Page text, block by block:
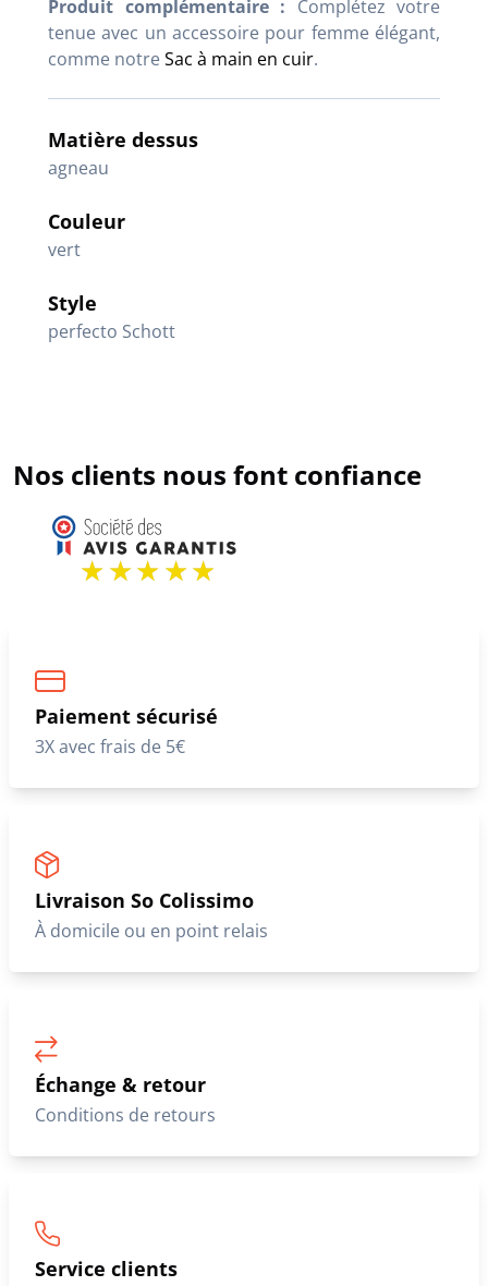
Produit complémentaire : Complétez votre
tenue avec un accessoire pour femme élégant,
comme notreSac à main en cuir.
Matière dessus
agneau
Couleur
vert
Style
perfecto Schott
Nos clients nous font confiance
Paiement sécurisé
3X avec frais de 5€
Livraison So Colissimo
À domicile ou en point relais
Échange & retour
Conditions de retours
Service clients